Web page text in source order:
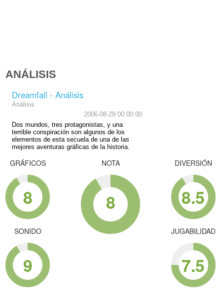
ANÁLISIS
Dreamfall - Análisis
Análisis
2006-08-29 00:00:00
Dos mundos, tres protagonistas, y una
terrible conspiración son algunos de los
elementos de esta secuela de una de las
mejores aventuras gráficas de la historia.
GRÁFICOS
8
SONIDO
9
NOTA
8
DIVERSIÓN
8.5
JUGABILIDAD
7.5